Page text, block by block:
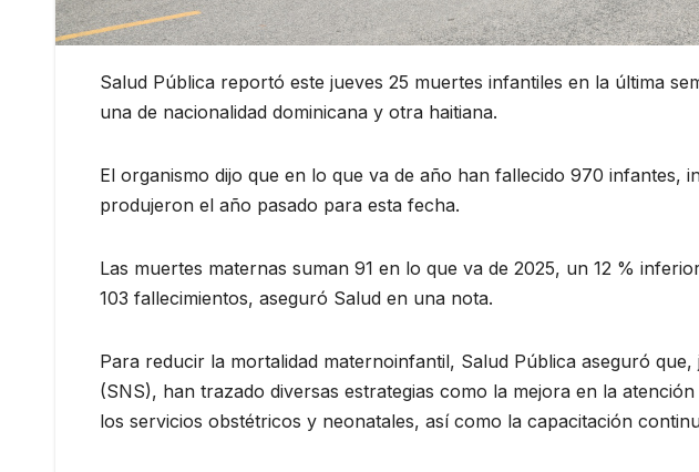
Salud Pública reportó este jueves 25 muertes infantiles en la última
una de nacionalidad dominicana y otra haitiana.
El organismo dijo que en lo que va de año han fallecido 970 infantes,
produjeron el año pasado para esta fecha.
Las muertes maternas suman 91 en lo que va de 2025, un 12 %
103 fallecimientos, aseguró Salud en una nota.
Para reducir la mortalidad maternoinfantil, Salud Pública aseguró
(SNS), han trazado diversas estrategias como la mejora en la
los servicios obstétricos y neonatales, así como la capacitación